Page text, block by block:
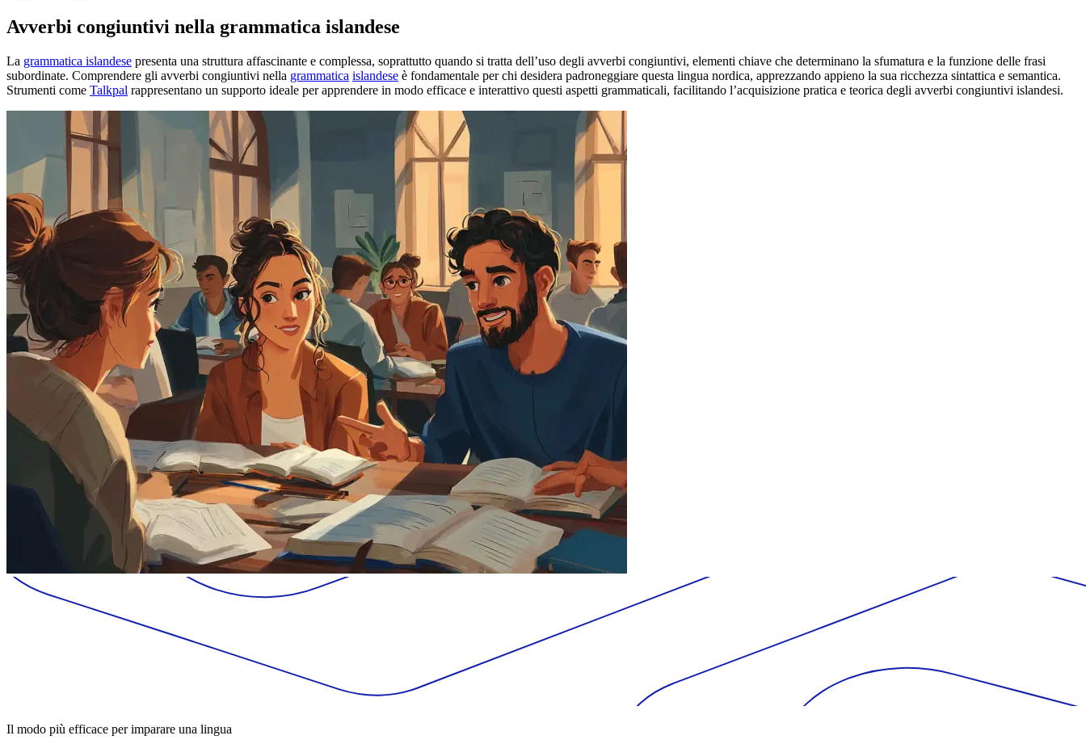
Avverbi congiuntivi nella grammatica islandese
La grammatica islandese presenta una struttura affascinante e complessa, soprattutto quando si tratta dell’uso degli avverbi congiuntivi, elementi chiave che determinano la sfumatura e la funzione delle frasi
subordinate. Comprendere gli avverbi congiuntivi nella grammatica islandese è fondamentale per chi desidera padroneggiare questa lingua nordica, apprezzando appieno la sua ricchezza sintattica e semantica.
Strumenti come Talkpal rappresentano un supporto ideale per apprendere in modo efficace e interattivo questi aspetti grammaticali, facilitando l’acquisizione pratica e teorica degli avverbi congiuntivi islandesi.
Il modo più efficace per imparare una lingua